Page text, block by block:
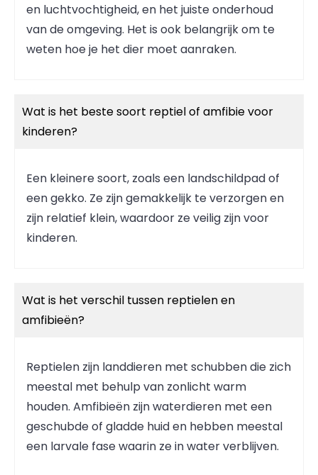
en luchtvochtigheid, en het juiste onderhoud
van de omgeving. Het is ook belangrijk om te
weten hoe je het dier moet aanraken.
Wat is het beste soort reptiel of amfibie voor
kinderen?
Een kleinere soort, zoals een landschildpad of
een gekko. Ze zijn gemakkelijk te verzorgen en
zijn relatief klein, waardoor ze veilig zijn voor
kinderen.
Wat is het verschil tussen reptielen en
amfibieën?
Reptielen zijn landdieren met schubben die zich
meestal met behulp van zonlicht warm
houden. Amfibieën zijn waterdieren met een
geschubde of gladde huid en hebben meestal
een larvale fase waarin ze in water verblijven.